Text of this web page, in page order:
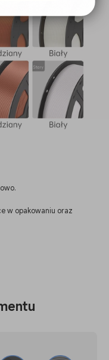
w opakowaniu oraz